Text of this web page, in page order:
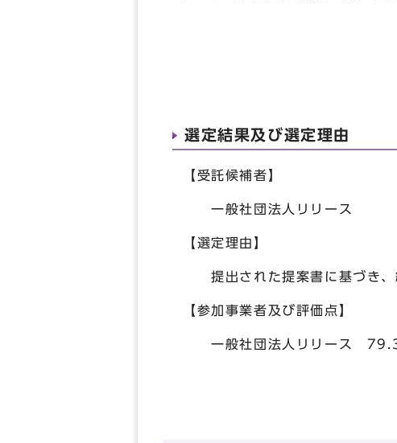
選定結果及び選定理由
【受託候補者】
一般社団法人リリース
【選定理由】
提出された提案書に基づき、
【参加事業者及び評価点】
一般社団法人リリース